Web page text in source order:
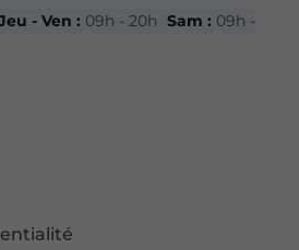
- Ven : 09h - 20h Sam : 09h -